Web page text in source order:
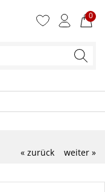
0
Ihre
« zurück
weiter »